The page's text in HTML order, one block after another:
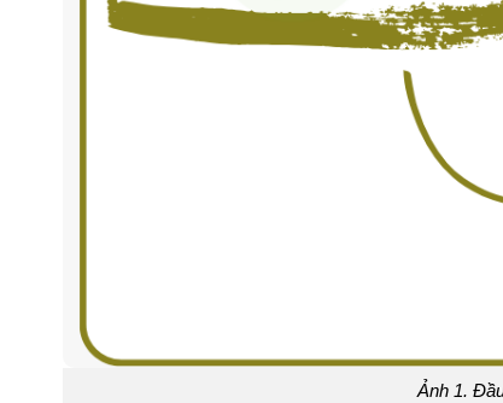
Ảnh 1.